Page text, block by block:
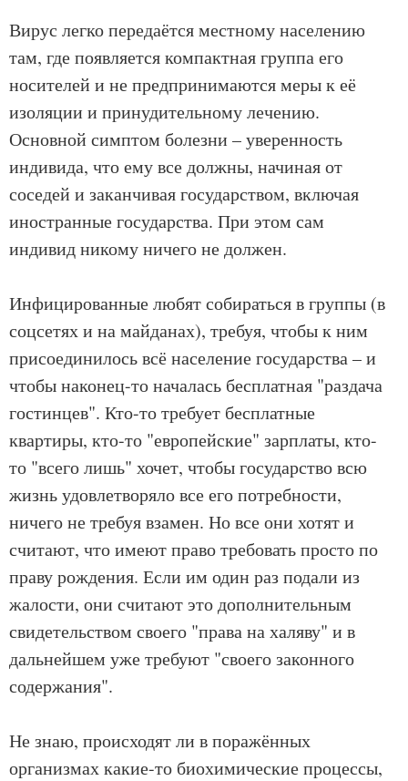
Вирус легко передаётся местному населению
там, где появляется компактная группа его
носителей и не предпринимаются меры к её
изоляции и принудительному лечению.
Основной симптом болезни – уверенность
индивида, что ему все должны, начиная от
соседей и заканчивая государством, включая
иностранные государства. При этом сам
индивид никому ничего не должен.
Инфицированные любят собираться в группы (в
соцсетях и на майданах), требуя, чтобы к ним
присоединилось всё население государства – и
чтобы наконец-то началась бесплатная "раздача
гостинцев". Кто-то требует бесплатные
квартиры, кто-то "европейские" зарплаты, кто-
то "всего лишь" хочет, чтобы государство всю
жизнь удовлетворяло все его потребности,
ничего не требуя взамен. Но все они хотят и
считают, что имеют право требовать просто по
праву рождения. Если им один раз подали из
жалости, они считают это дополнительным
свидетельством своего "права на халяву" и в
дальнейшем уже требуют "своего законного
содержания".
Не знаю, происходят ли в поражённых
организмах какие-то биохимические процессы,